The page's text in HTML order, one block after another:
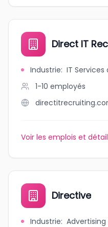
Direct IT
Industrie: IT Services
1-10 employés
Voir les emplois et
Directive
Industrie: Advertising